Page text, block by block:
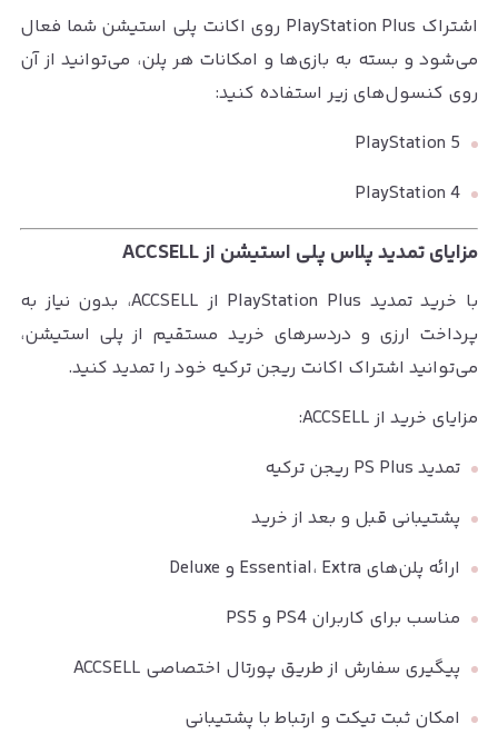
اشتراک PlayStation Plus روی اکانت پلی استیشن شما فعال
می‌شود و بسته به بازی‌ها و امکانات هر پلن، می‌توانید از آن
روی کنسول‌های زیر استفاده کنید:
PlayStation 5
PlayStation 4
مزایای تمدید پلاس پلی استیشن از ACCSELL
با خرید تمدید PlayStation Plus از ACCSELL، بدون نیاز به
پرداخت ارزی و دردسرهای خرید مستقیم از پلی استیشن،
می‌توانید اشتراک اکانت ریجن ترکیه خود را تمدید کنید.
مزایای خرید از ACCSELL:
تمدید PS Plus ریجن ترکیه
پشتیبانی قبل و بعد از خرید
ارائه پلن‌های Essential، Extra و Deluxe
مناسب برای کاربران PS4 و PS5
پیگیری سفارش از طریق پورتال اختصاصی ACCSELL
امکان ثبت تیکت و ارتباط با پشتیبانی